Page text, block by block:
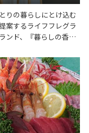
りの暮らしにとけ込む
案するライフフレグラ
ンド、『暮らしの香